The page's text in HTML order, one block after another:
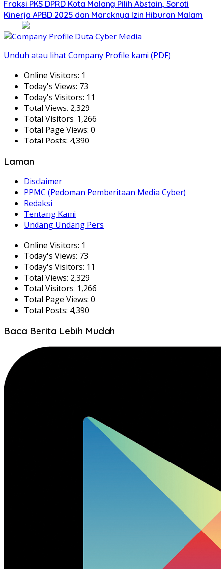
Fraksi PKS DPRD Kota Malang Pilih Abstain, Soroti
Kinerja APBD 2025 dan Maraknya Izin Hiburan Malam
Unduh atau lihat Company Profile kami (PDF)
Online Visitors: 1
Today's Views: 73
Today's Visitors: 11
Total Views: 2,329
Total Visitors: 1,266
Total Page Views: 0
Total Posts: 4,390
Laman
Disclaimer
PPMC (Pedoman Pemberitaan Media Cyber)
Redaksi
Tentang Kami
Undang Undang Pers
Online Visitors: 1
Today's Views: 73
Today's Visitors: 11
Total Views: 2,329
Total Visitors: 1,266
Total Page Views: 0
Total Posts: 4,390
Baca Berita Lebih Mudah